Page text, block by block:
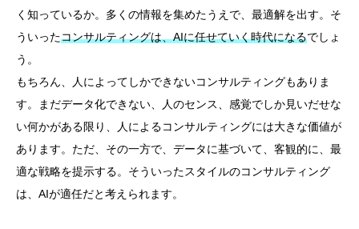
く知っているか。多くの情報を集めたうえで、最適解を出す。そ
ういったコンサルティングは、AIに任せていく時代になるでしょ
う。
もちろん、人によってしかできないコンサルティングもありま
す。まだデータ化できない、人のセンス、感覚でしか見いだせな
い何かがある限り、人によるコンサルティングには大きな価値が
あります。ただ、その一方で、データに基づいて、客観的に、最
適な戦略を提示する。そういったスタイルのコンサルティング
は、AIが適任だと考えられます。